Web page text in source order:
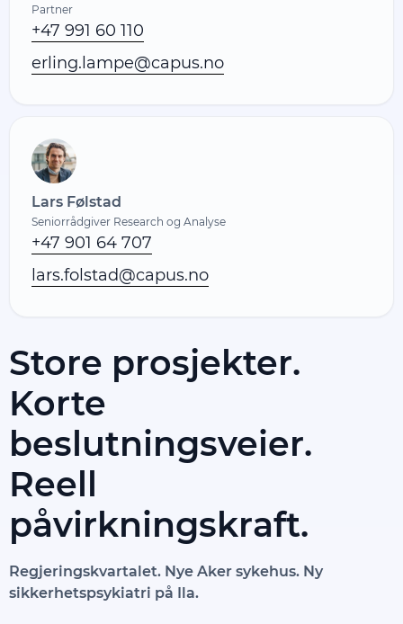
Store prosjekter.
Korte
beslutningsveier.
Reell
påvirkningskraft.
Regjeringskvartalet. Nye Aker sykehus. Ny
sikkerhetspsykiatri på Ila.
Partner
+47 991 60 110
erling.lampe@capus.no
Lars Følstad
Seniorrådgiver Research og Analyse
+47 901 64 707
lars.folstad@capus.no